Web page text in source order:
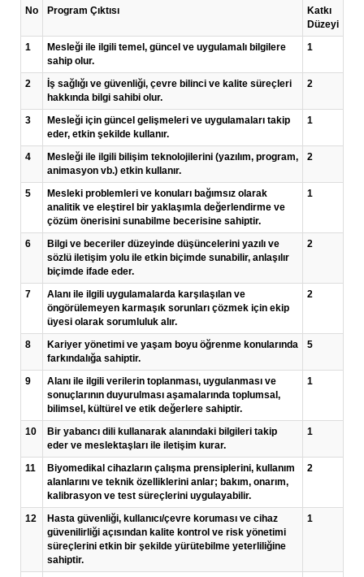
No Program Çıktısı
Katkı
Düzeyi
1
Mesleği ile ilgili temel, güncel ve uygulamalı bilgilere
sahip olur.
1
2
İş sağlığı ve güvenliği, çevre bilinci ve kalite süreçleri
hakkında bilgi sahibi olur.
2
3
Mesleği için güncel gelişmeleri ve uygulamaları takip
eder, etkin şekilde kullanır.
1
4
Mesleği ile ilgili bilişim teknolojilerini (yazılım, program,
animasyon vb.) etkin kullanır.
2
5
Mesleki problemleri ve konuları bağımsız olarak
analitik ve eleştirel bir yaklaşımla değerlendirme ve
çözüm önerisini sunabilme becerisine sahiptir.
1
6
Bilgi ve beceriler düzeyinde düşüncelerini yazılı ve
sözlü iletişim yolu ile etkin biçimde sunabilir, anlaşılır
biçimde ifade eder.
2
7
Alanı ile ilgili uygulamalarda karşılaşılan ve
öngörülemeyen karmaşık sorunları çözmek için ekip
üyesi olarak sorumluluk alır.
2
8
Kariyer yönetimi ve yaşam boyu öğrenme konularında
farkındalığa sahiptir.
5
9
Alanı ile ilgili verilerin toplanması, uygulanması ve
sonuçlarının duyurulması aşamalarında toplumsal,
bilimsel, kültürel ve etik değerlere sahiptir.
1
10
Bir yabancı dili kullanarak alanındaki bilgileri takip
eder ve meslektaşları ile iletişim kurar.
1
11
Biyomedikal cihazların çalışma prensiplerini, kullanım
alanlarını ve teknik özelliklerini anlar; bakım, onarım,
kalibrasyon ve test süreçlerini uygulayabilir.
2
12
Hasta güvenliği, kullanıcı/çevre koruması ve cihaz
güvenilirliği açısından kalite kontrol ve risk yönetimi
süreçlerini etkin bir şekilde yürütebilme yeterliliğine
sahiptir.
1